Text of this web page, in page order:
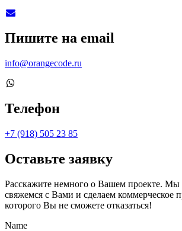
Пишите на email
info@orangecode.ru
Телефон
+7 (918) 505 23 85
Оставьте заявку
Расскажите немного о Вашем проекте. Мы
свяжемся с Вами и сделаем коммерческое
которого Вы не сможете отказаться!
Name